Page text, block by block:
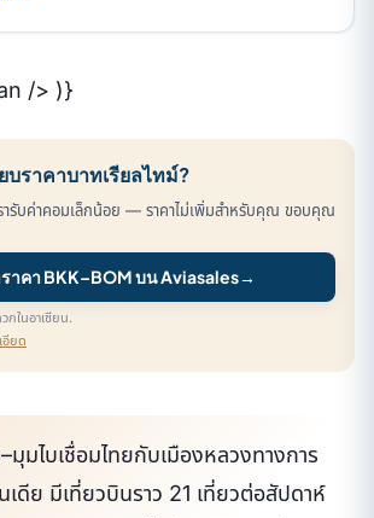
/> )}
บราคาบาทเรียลไทม์?
ารับค่าคอมเล็กน้อย — ราคาไม่เพิ่มสำหรับคุณ ขอบคุณ
าคา BKK–BOM บน Aviasales→
ในอาเซียน.
อียด
มุมไบเชื่อมไทยกับเมืองหลวงทางการ
เดีย มีเที่ยวบินราว 21 เที่ยวต่อสัปดาห์